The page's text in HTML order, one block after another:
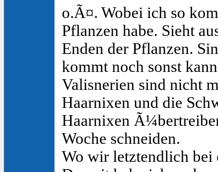
o.Ã¤. Wobei ich so
Pflanzen habe. Sieht
Enden der Pflanzen.
kommt noch sonst
Valisnerien sind nicht
Haarnixen und die
Haarnixen
Woche schneiden.
Wo wir letztendlich bei